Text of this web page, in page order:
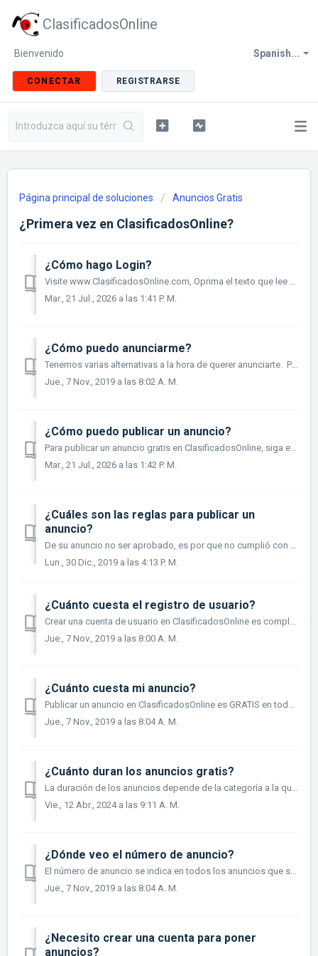
ClasificadosOnline
Spanish...
Bienvenido
CONECTAR REGISTRARSE
Página principal de soluciones Anuncios Gratis
¿Primera vez en ClasificadosOnline?
¿Cómo hago Login?
Visite www.ClasificadosOnline.com, Oprima el texto que lee "Login". Esto aparece a mano derecha, arriba. Ver video para instrucciones
Mar., 21 Jul., 2026 a las 1:41 P. M.
¿Cómo puedo anunciarme?
Tenemos varias alternativas a la hora de querer anunciarte. Puedes hacerlo de manera gratis, con destaques, tienda virtual o por medio de banners. ...
Jue., 7 Nov., 2019 a las 8:02 A. M.
¿Cómo puedo publicar un anuncio?
Para publicar un anuncio gratis en ClasificadosOnline, siga estos pasos: 1. Seleccione "publicar gratis" desde cualquiera de las páginas de Cl...
Mar., 21 Jul., 2026 a las 1:42 P. M.
¿Cuáles son las reglas para publicar un
anuncio?
De su anuncio no ser aprobado, es por que no cumplió con nuestros parámetros. Su anuncio debe estar disponible en Puerto Rico, debe ser ubicado en la c...
Lun., 30 Dic., 2019 a las 4:13 P. M.
¿Cuánto cuesta el registro de usuario?
Crear una cuenta de usuario en ClasificadosOnline es completamente GRATIS!
Jue., 7 Nov., 2019 a las 8:00 A. M.
¿Cuánto cuesta mi anuncio?
Publicar un anuncio en ClasificadosOnline es GRATIS en todas las categorías, exceptuando las categorías de Vacaciones y Servicios. Mas Info
Jue., 7 Nov., 2019 a las 8:04 A. M.
¿Cuánto duran los anuncios gratis?
La duración de los anuncios depende de la categoría a la que correspondan; Bienes Raíces Venta - 40 días Bienes Raíces Alquiler - 28 días Transportac...
Vie., 12 Abr., 2024 a las 9:11 A. M.
¿Dónde veo el número de anuncio?
El número de anuncio se indica en todos los anuncios que se crean. Este numero sirve para identificar cada clasificado que se publica. El numero ...
Jue., 7 Nov., 2019 a las 8:04 A. M.
¿Necesito crear una cuenta para poner
anuncios?